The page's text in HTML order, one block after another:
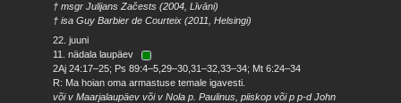
† msgr Julijans Začests (2004, Līvāni)
† isa Guy Barbier de Courteix (2011, Helsingi)
22. juuni
11. nädala laupäev
2Aj 24:17–25; Ps 89:4–5,29–30,31–32,33–34; Mt 6:24–34
R: Ma hoian oma armastuse temale igavesti.
või v Maarjalaupäev või v Nola p. Paulinus, piiskop või p p-d John